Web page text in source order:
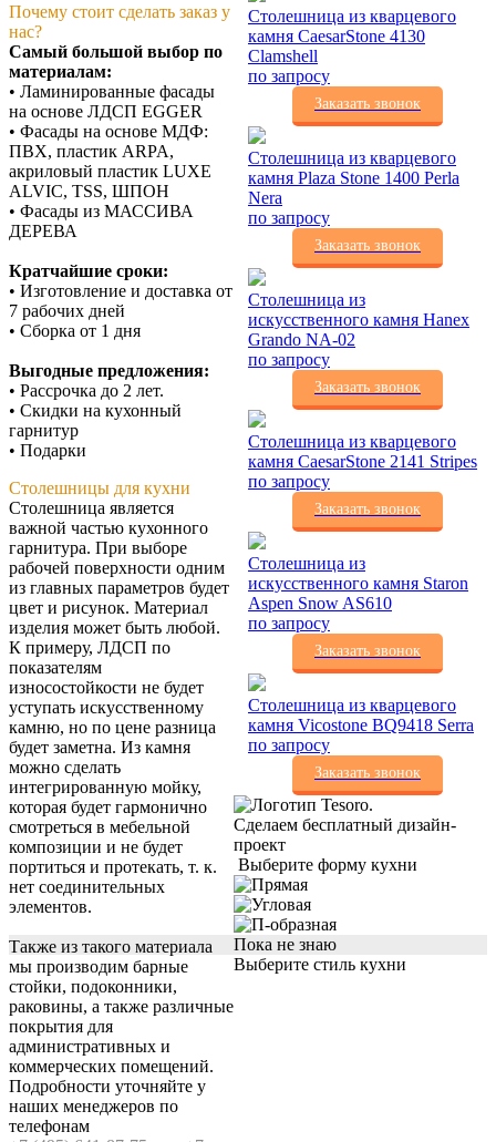
Почему стоит сделать заказ у
нас?
Самый большой выбор по
материалам:
• Ламинированные фасады
на основе ЛДСП EGGER
• Фасады на основе МДФ:
ПВХ, пластик ARPA,
акриловый пластик LUXE
ALVIC, TSS, ШПОН
• Фасады из МАССИВА
ДЕРЕВА
Кратчайшие сроки:
• Изготовление и доставка от
7 рабочих дней
• Сборка от 1 дня
Выгодные предложения:
• Рассрочка до 2 лет.
• Скидки на кухонный
гарнитур
• Подарки
Столешницы для кухни
Столешница является
важной частью кухонного
гарнитура. При выборе
рабочей поверхности одним
из главных параметров будет
цвет и рисунок. Материал
изделия может быть любой.
К примеру, ЛДСП по
показателям
износостойкости не будет
уступать искусственному
камню, но по цене разница
будет заметна. Из камня
можно сделать
интегрированную мойку,
которая будет гармонично
смотреться в мебельной
композиции и не будет
портиться и протекать, т. к.
нет соединительных
элементов.
Также из такого материала
мы производим барные
стойки, подоконники,
раковины, а также различные
покрытия для
административных и
коммерческих помещений.
Подробности уточняйте у
наших менеджеров по
телефонам
Столешница из кварцевого
камня CaesarStone 4130
Clamshell
по запросу
Заказать звонок
Столешница из кварцевого
камня Plaza Stone 1400 Perla
Nera
по запросу
Заказать звонок
Столешница из
искусственного камня Hanex
Grando NA-02
по запросу
Заказать звонок
Столешница из кварцевого
камня CaesarStone 2141 Stripes
по запросу
Заказать звонок
Столешница из
искусственного камня Staron
Aspen Snow AS610
по запросу
Заказать звонок
Столешница из кварцевого
камня Vicostone BQ9418 Serra
по запросу
Заказать звонок
Сделаем бесплатный дизайн-
проект
Выберите форму кухни
Пока не знаю
Выберите стиль кухни